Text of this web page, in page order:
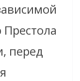
перед